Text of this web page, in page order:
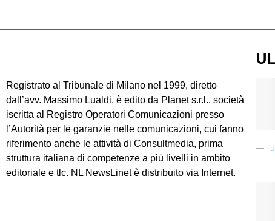
Registrato al Tribunale di Milano nel 1999, diretto
dall’avv. Massimo Lualdi, è edito da Planet s.r.l., società
iscritta al Registro Operatori Comunicazioni presso
l’Autorità per le garanzie nelle comunicazioni, cui fanno
riferimento anche le attività di Consultmedia, prima
struttura italiana di competenze a più livelli in ambito
editoriale e tlc. NL NewsLinet è distribuito via Internet.